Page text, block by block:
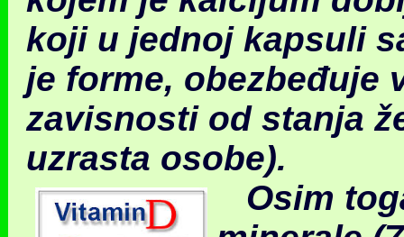
koji u jednoj kapsuli
je forme, obezbeđuje
zavisnosti od stanja
uzrasta osobe).
Osim